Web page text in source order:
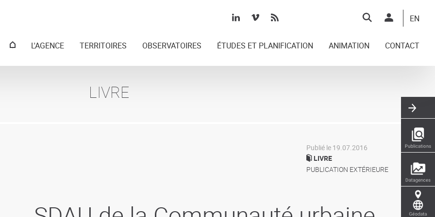
Top
EN
MenuL'AGENCE TERRITOIRES OBSERVATOIRES ÉTUDES ET PLANIFICATION ANIMATION CONTACT
LIVRE
Publié le 19.07.2016
LIVRE
PUBLICATION EXTÉRIEURE